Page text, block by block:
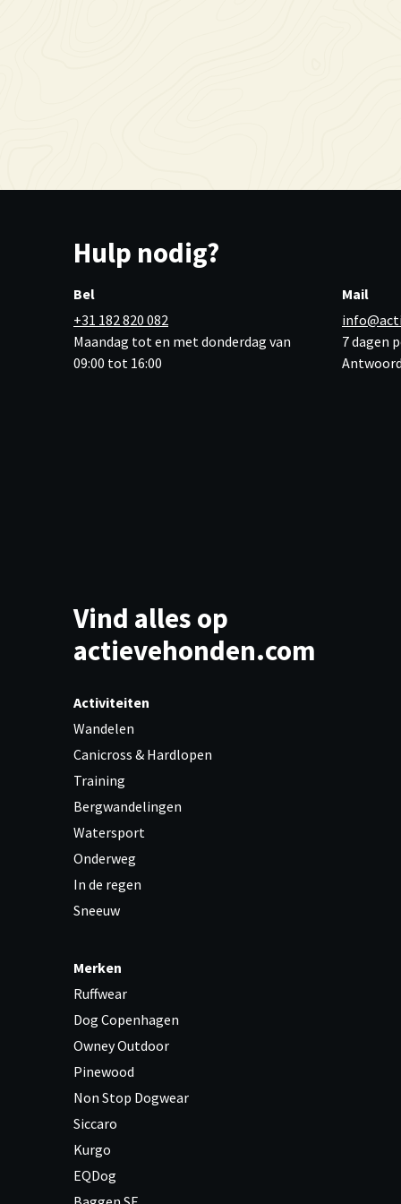
Hulp nodig?
Bel
+31 182 820 082
Maandag tot en met donderdag van
09:00 tot 16:00
Mail
7 dagen
Vind alles op
actievehonden.com
Activiteiten
Wandelen
Canicross & Hardlopen
Training
Bergwandelingen
Watersport
Onderweg
In de regen
Sneeuw
Merken
Ruffwear
Dog Copenhagen
Owney Outdoor
Pinewood
Non Stop Dogwear
Siccaro
Kurgo
EQDog